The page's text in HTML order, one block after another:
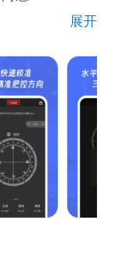
实况天气等专
感训练计划，
方向感，一秒
临其境，快速
展开